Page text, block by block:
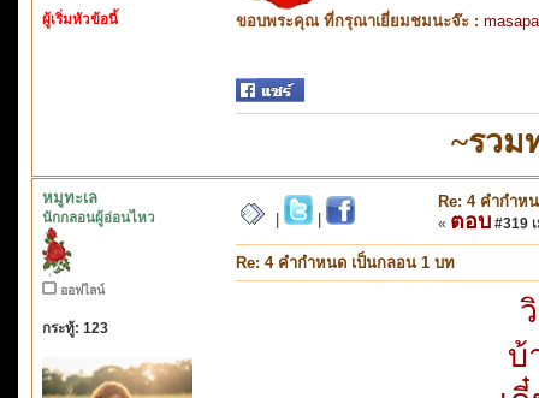
ผู้เริ่มหัวข้อนี้ ขอบพระคุณ ที่กรุณาเยี่ยมชมนะจ๊ะ :
~รวม
หมูทะเล
นักกลอนผู้อ่อนไหว
ออฟไลน์
กระทู้: 123
Re: 4 คำกำห
« ตอบ #319
Re: 4 คำกำหนด เป็นกลอน 1 บท
บ้